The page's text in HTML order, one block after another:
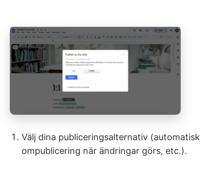
Välj dina publiceringsalternativ (automatisk
ompublicering när ändringar görs, etc.).